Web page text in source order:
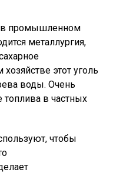
в промышленном
металлургия,
этот уголь
воды. Очень
топлива в частных
чтобы